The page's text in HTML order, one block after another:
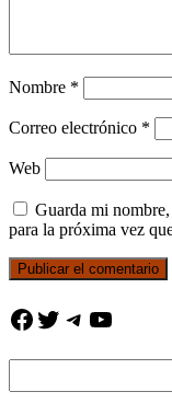
Nombre *
Correo electrónico *
Web
Guarda mi
para la próxima vez
Facebook
Twitter
Telegram
YouTube